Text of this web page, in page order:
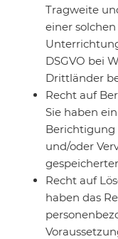
Tragweite
einer
DSGVO bei
Drittländer
Recht auf
Sie haben
Berichtigung
und/oder
Recht auf
haben das